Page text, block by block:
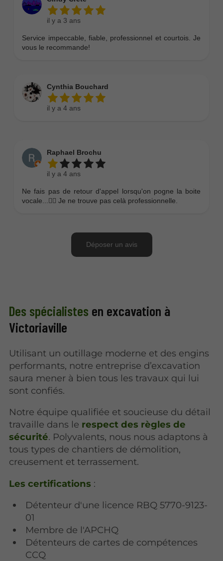
Des spécialistes en excavation à
Victoriaville
Utilisant un outillage moderne et des engins
performants, notre entreprise d’excavation
saura mener à bien tous les travaux qui lui
sont confiés.
Notre équipe qualifiée et soucieuse du détail
travaille dans le respect des règles de
sécurité. Polyvalents, nous nous adaptons à
tous types de chantiers de démolition,
creusement et terrassement.
Les certifications :
Détenteur d'une licence RBQ 5770-9123-
01
Membre de l'APCHQ
Détenteurs de cartes de compétences
CCQ